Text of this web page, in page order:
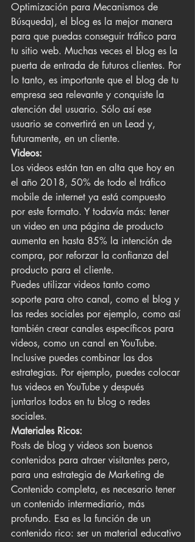
Optimización para Mecanismos de
Búsqueda), el blog es la mejor manera
para que puedas conseguir tráfico para
tu sitio web. Muchas veces el blog es la
puerta de entrada de futuros clientes. Por
lo tanto, es importante que el blog de tu
empresa sea relevante y conquiste la
atención del usuario. Sólo así ese
usuario se convertirá en un Lead y,
futuramente, en un cliente.
Videos:
Los videos están tan en alta que hoy en
el año 2018, 50% de todo el tráfico
mobile de internet ya está compuesto
por este formato. Y todavía más: tener
un video en una página de producto
aumenta en hasta 85% la intención de
compra, por reforzar la confianza del
producto para el cliente.
Puedes utilizar videos tanto como
soporte para otro canal, como el blog y
las redes sociales por ejemplo, como así
también crear canales específicos para
videos, como un canal en YouTube.
Inclusive puedes combinar las dos
estrategias. Por ejemplo, puedes colocar
tus videos en YouTube y después
juntarlos todos en tu blog o redes
sociales.
Materiales Ricos:
Posts de blog y videos son buenos
contenidos para atraer visitantes pero,
para una estrategia de Marketing de
Contenido completa, es necesario tener
un contenido intermediario, más
profundo. Esa es la función de un
contenido rico: ser un material educativo